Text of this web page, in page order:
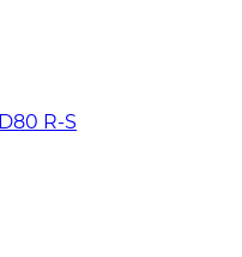
R-S